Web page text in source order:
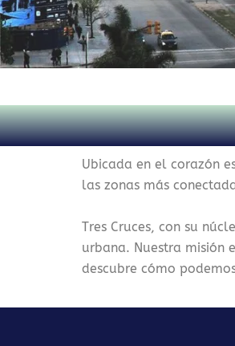
Ubicada en el corazón
las zonas más
Tres Cruces, con su
urbana. Nuestra misión
descubre cómo